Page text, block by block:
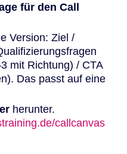
für den Call
Version: Ziel /
mit Richtung) / CTA
Das passt auf eine
herunter.
callcanvas